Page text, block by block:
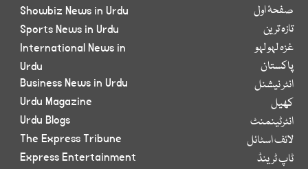
صفحۂ اول
تازہ ترین
غزہ لہو لہو
پاکستان
انٹر نیشنل
کھیل
انٹرٹینمنٹ
لائف اسٹائل
ٹاپ ٹرینڈ
Showbiz News in Urdu
Sports News in Urdu
International News in
Urdu
Business News in Urdu
Urdu Magazine
Urdu Blogs
The Express Tribune
Express Entertainment